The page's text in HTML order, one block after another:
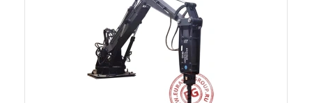
Смесители для рудных концентратов
Сортировочное оборудование для горной